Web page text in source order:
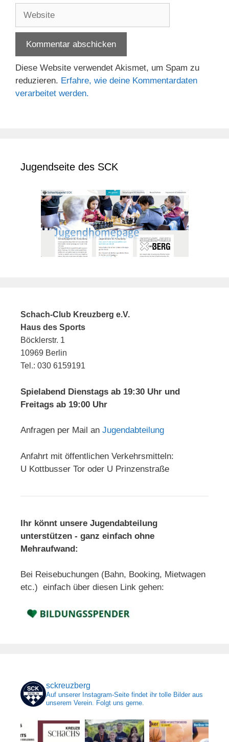
Adresse
Diese Website verwendet Akismet, um Spam zu
reduzieren. Erfahre, wie deine Kommentardaten
verarbeitet werden.
Jugendseite des SCK
Schach-Club Kreuzberg e.V.
Haus des Sports
Böcklerstr. 1
10969 Berlin
Tel.: 030 6159191
Spielabend Dienstags ab 19:30 Uhr und
Freitags ab 19:00 Uhr
Anfragen per Mail an Jugendabteilung
Anfahrt mit öffentlichen Verkehrsmitteln:
U Kottbusser Tor oder U Prinzenstraße
Ihr könnt unsere Jugendabteilung
unterstützen - ganz einfach ohne
Mehraufwand:
Bei Reisebuchungen (Bahn, Booking, Mietwagen
etc.) einfach über diesen Link gehen:
sckreuzberg
Auf unserer Instagram-Seite findet ihr tolle Bilder aus
unserem Verein. Folgt uns gerne.